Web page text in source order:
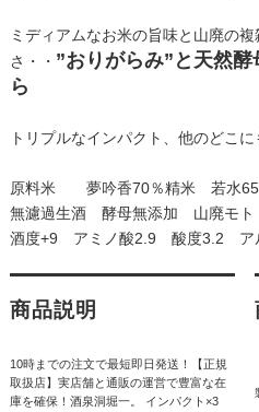
ミディアムなお米の旨味と山廃の
さ・・ ”おりがらみ”と天然
ら
トリプルなインパクト、他のどこ
原料米 夢吟香70％精米 若水65
無濾過生酒 酵母無添加 山廃モト
酒度+9 アミノ酸2.9 酸度3.2 ア
商品説明
10時までの注文で最短即日発送！【正規
取扱店】実店舗と通販の運営で豊富な在
庫を確保！酒泉洞堀一。 インパクト×3